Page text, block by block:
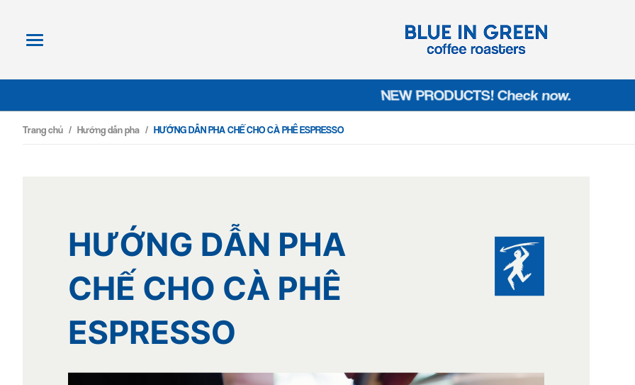
NEW PRODUCTS! Check now.
Trang chủ / Hướng dẫn pha / HƯỚNG DẪN PHA CHẾ CHO CÀ PHÊ ESPRESSO